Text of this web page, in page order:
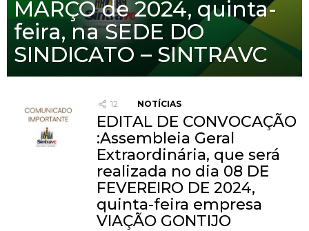
MARÇO de 2024, quinta-
feira, na SEDE DO
SINDICATO – SINTRAVC
12 NOTÍCIAS
EDITAL DE CONVOCAÇÃO
:Assembleia Geral
Extraordinária, que será
realizada no dia 08 DE
FEVEREIRO DE 2024,
quinta-feira empresa
VIAÇÃO GONTIJO